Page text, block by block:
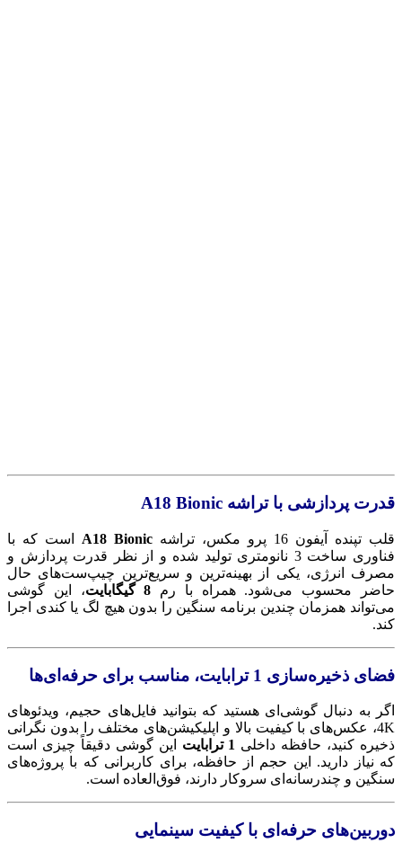
قدرت پردازشی با تراشه A18 Bionic
قلب تپنده آیفون 16 پرو مکس، تراشه A18 Bionic است که با
فناوری ساخت 3 نانومتری تولید شده و از نظر قدرت پردازش و
مصرف انرژی، یکی از بهینه‌ترین و سریع‌ترین چیپ‌ست‌های حال
حاضر محسوب می‌شود. همراه با رم 8 گیگابایت
، این گوشی
می‌تواند همزمان چندین برنامه سنگین را بدون هیچ لگ یا کندی اجرا
کند.
فضای ذخیره‌سازی 1 ترابایت، مناسب برای حرفه‌ای‌ها
اگر به دنبال گوشی‌ای هستید که بتوانید فایل‌های حجیم، ویدئوهای
4K، عکس‌های با کیفیت بالا و اپلیکیشن‌های مختلف را بدون نگرانی
ذخیره کنید، حافظه داخلی 1 ترابایت
این گوشی دقیقاً چیزی است
که نیاز دارید. این حجم از حافظه، برای کاربرانی که با پروژه‌های
سنگین و چندرسانه‌ای سروکار دارند، فوق‌العاده است.
دوربین‌های حرفه‌ای با کیفیت سینمایی